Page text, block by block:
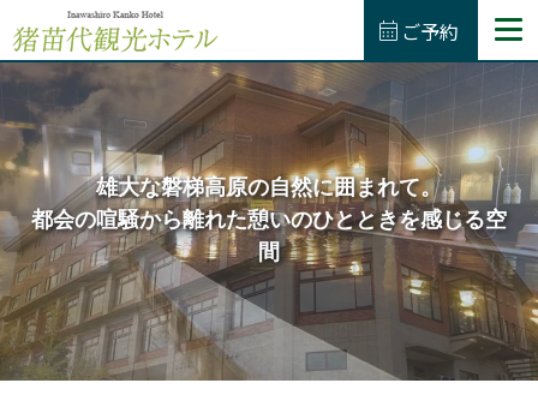
calendar_month ご予約
TEL.0242-62-4132
(予約専用) 050-3623-4865
お食事
温泉
アクティビティ
館内施設
雄大な磐梯高原の自然に囲まれて。
都会の喧騒から離れた憩いのひとときを感じる空
間
雄大な磐梯高原の自然に囲まれて。
都会の喧騒から離れた憩いのひとときを感じる空
間
雄大な磐梯高原の自然に囲まれて。
都会の喧騒から離れた憩いのひとときを感じる空
間